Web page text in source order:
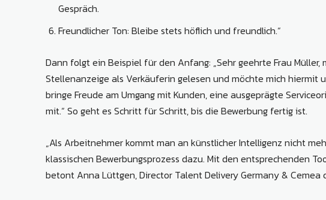
Gespräch.
Freundlicher Ton: Bleibe stets höflich und freundlich.“
Dann folgt ein Beispiel für den Anfang: „Sehr geehrte Frau
Stellenanzeige als Verkäuferin gelesen und möchte mich hiermit
bringe Freude am Umgang mit Kunden, eine ausgeprägte
mit.“ So geht es Schritt für Schritt, bis die Bewerbung fertig ist.
„Als Arbeitnehmer kommt man an künstlicher Intelligenz nicht
klassischen Bewerbungsprozess dazu. Mit den entsprechenden
betont Anna Lüttgen, Director Talent Delivery Germany & Cemea